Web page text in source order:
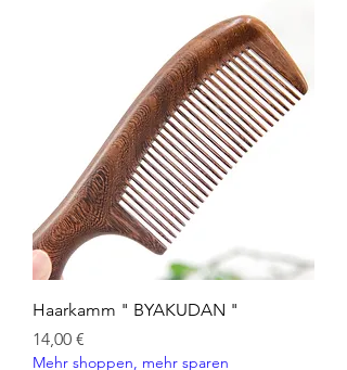
Haarkamm " BYAKUDAN "
Preis
14,00 €
Mehr shoppen, mehr sparen